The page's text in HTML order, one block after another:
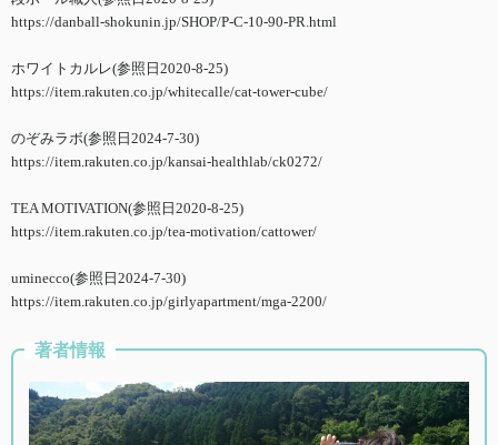
https://danball-shokunin.jp/SHOP/P-C-10-90-PR.html
ホワイトカルレ(参照日2020-8-25)
https://item.rakuten.co.jp/whitecalle/cat-tower-cube/
のぞみラボ(参照日2024-7-30)
https://item.rakuten.co.jp/kansai-healthlab/ck0272/
TEA MOTIVATION(参照日2020-8-25)
https://item.rakuten.co.jp/tea-motivation/cattower/
uminecco(参照日2024-7-30)
https://item.rakuten.co.jp/girlyapartment/mga-2200/
著者情報